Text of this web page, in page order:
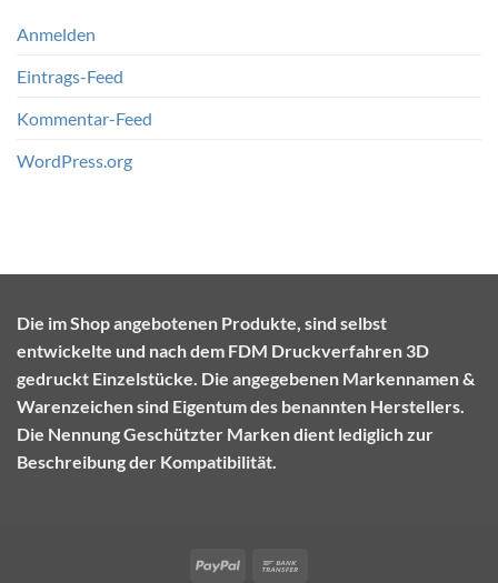
Anmelden
Eintrags-Feed
Kommentar-Feed
WordPress.org
Die im Shop angebotenen Produkte, sind selbst
entwickelte und nach dem FDM Druckverfahren 3D
gedruckt Einzelstücke. Die angegebenen Markennamen &
Warenzeichen sind Eigentum des benannten Herstellers.
Die Nennung Geschützter Marken dient lediglich zur
Beschreibung der Kompatibilität.
PayPal